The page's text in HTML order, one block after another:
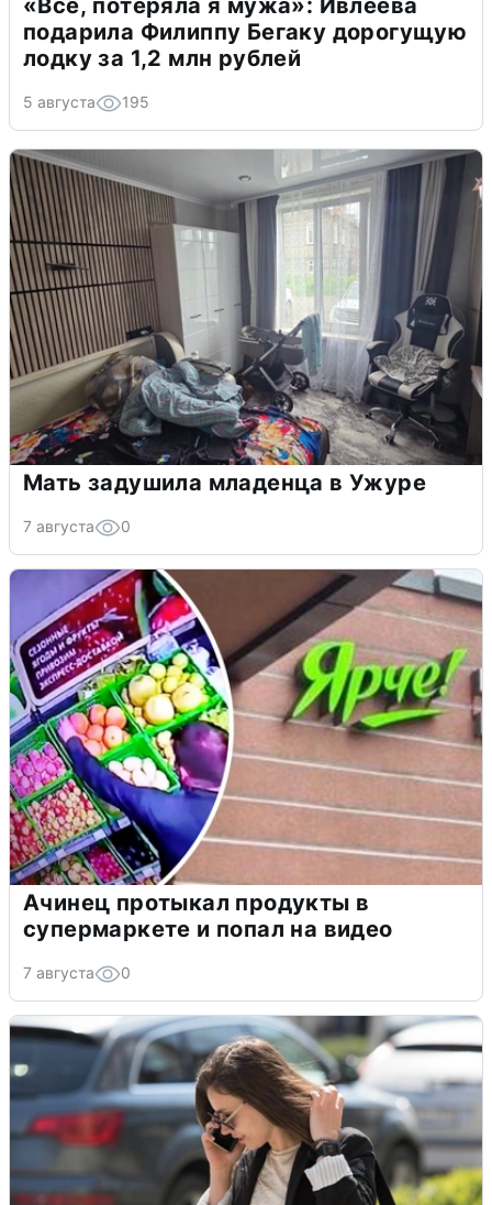
подарила Филиппу Бегаку дорогущую
лодку за 1,2 млн рублей
5 августа 195
Мать задушила младенца в Ужуре
7 августа 0
Ачинец протыкал продукты в
супермаркете и попал на видео
7 августа 0